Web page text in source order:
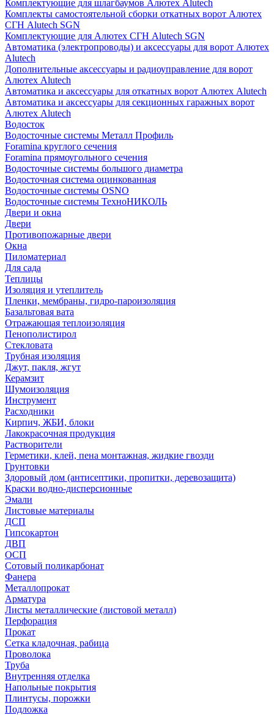
Комплектующие для шлагбаумов Алютех Alutech
Комплекты самостоятельной сборки откатных ворот Алютех
СГН Alutech SGN
Комплектующие для Алютех СГН Alutech SGN
Автоматика (электропроводы) и аксессуары для ворот Алютех
Alutech
Дополнительные аксессуары и радиоуправление для ворот
Алютех Alutech
Автоматика и аксессуары для откатных ворот Алютех Alutech
Автоматика и аксессуары для секционных гаражных ворот
Алютех Alutech
Водосток
Водосточные системы Металл Профиль
Foramina круглого сечения
Foramina прямоугольного сечения
Водосточные системы большого диаметра
Водосточная система оцинкованная
Водосточные системы OSNO
Водосточные системы ТехноНИКОЛЬ
Двери и окна
Двери
Противопожарные двери
Окна
Пиломатериал
Для сада
Теплицы
Изоляция и утеплитель
Пленки, мембраны, гидро-пароизоляция
Базальтовая вата
Отражающая теплоизоляция
Пенополистирол
Стекловата
Трубная изоляция
Джут, пакля, жгут
Керамзит
Шумоизоляция
Инструмент
Расходники
Кирпич, ЖБИ, блоки
Лакокрасочная продукция
Растворители
Герметики, клей, пена монтажная, жидкие гвозди
Грунтовки
Здоровый дом (антисептики, пропитки, деревозащита)
Краски водно-дисперсионные
Эмали
Листовые материалы
ДСП
Гипсокартон
ДВП
ОСП
Сотовый поликарбонат
Фанера
Металлопрокат
Арматура
Листы металлические (листовой металл)
Перфорация
Прокат
Сетка кладочная, рабица
Проволока
Труба
Внутренняя отделка
Напольные покрытия
Плинтусы, порожки
Подложка